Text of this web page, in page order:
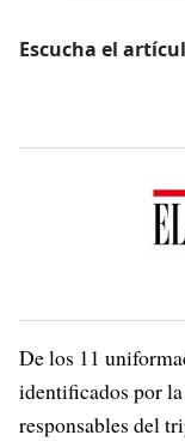
Escucha el
De los 11
identificados por la
responsables del